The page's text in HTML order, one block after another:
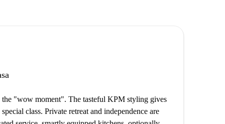
"wow moment". The tasteful KPM styling gives
class. Private retreat and independence are